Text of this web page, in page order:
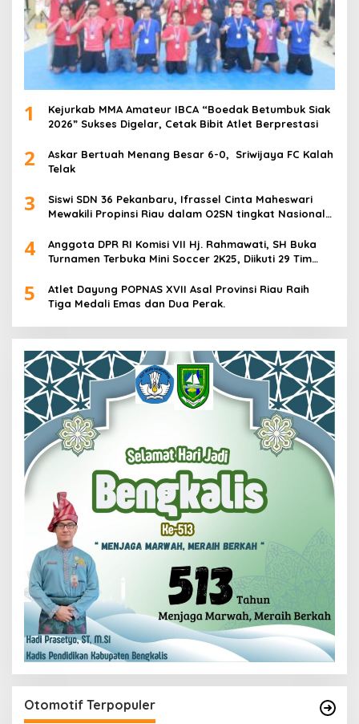
1
Kejurkab MMA Amateur IBCA “Boedak Betumbuk Siak
2026” Sukses Digelar, Cetak Bibit Atlet Berprestasi
2
Askar Bertuah Menang Besar 6-0, Sriwijaya FC Kalah
Telak
3
Siswi SDN 36 Pekanbaru, Ifrassel Cinta Maheswari
Mewakili Propinsi Riau dalam O2SN tingkat Nasional
4
Anggota DPR RI Komisi VII Hj. Rahmawati, SH Buka
Turnamen Terbuka Mini Soccer 2K25, Diikuti 29 Tim
5
Atlet Dayung POPNAS XVII Asal Provinsi Riau Raih
Tiga Medali Emas dan Dua Perak.
Otomotif Terpopuler